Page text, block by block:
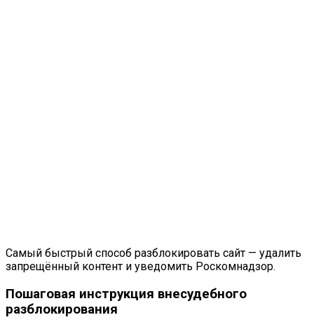
Самый быстрый способ разблокировать сайт — удалить
запрещённый контент и уведомить Роскомнадзор.
Пошаговая инструкция внесудебного
разблокирования